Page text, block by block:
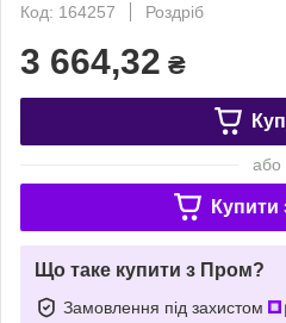
Код: 164257
Роздріб
3 664,32 ₴
або
Купити
Що таке купити з Пром?
Замовлення під захистом